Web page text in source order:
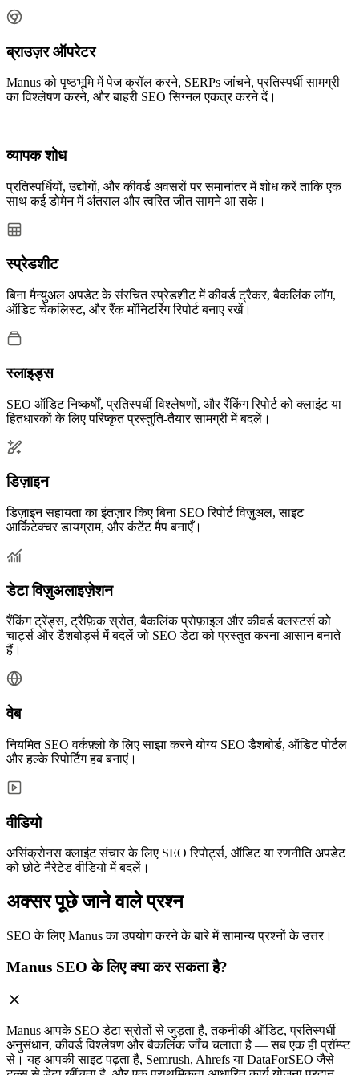
ब्राउज़र ऑपरेटर
Manus को पृष्ठभूमि में पेज क्रॉल करने, SERPs जांचने, प्रतिस्पर्धी सामग्री
का विश्लेषण करने, और बाहरी SEO सिग्नल एकत्र करने दें।
व्यापक शोध
प्रतिस्पर्धियों, उद्योगों, और कीवर्ड अवसरों पर समानांतर में शोध करें ताकि एक
साथ कई डोमेन में अंतराल और त्वरित जीत सामने आ सके।
स्प्रेडशीट
बिना मैन्युअल अपडेट के संरचित स्प्रेडशीट में कीवर्ड ट्रैकर, बैकलिंक लॉग,
ऑडिट चेकलिस्ट, और रैंक मॉनिटरिंग रिपोर्ट बनाए रखें।
स्लाइड्स
SEO ऑडिट निष्कर्षों, प्रतिस्पर्धी विश्लेषणों, और रैंकिंग रिपोर्ट को क्लाइंट या
हितधारकों के लिए परिष्कृत प्रस्तुति-तैयार सामग्री में बदलें।
डिज़ाइन
डिज़ाइन सहायता का इंतज़ार किए बिना SEO रिपोर्ट विज़ुअल, साइट
आर्किटेक्चर डायग्राम, और कंटेंट मैप बनाएँ।
डेटा विज़ुअलाइज़ेशन
रैंकिंग ट्रेंड्स, ट्रैफ़िक स्रोत, बैकलिंक प्रोफ़ाइल और कीवर्ड क्लस्टर्स को
चार्ट्स और डैशबोर्ड्स में बदलें जो SEO डेटा को प्रस्तुत करना आसान बनाते
हैं।
वेब
नियमित SEO वर्कफ़्लो के लिए साझा करने योग्य SEO डैशबोर्ड, ऑडिट पोर्टल
और हल्के रिपोर्टिंग हब बनाएं।
वीडियो
असिंक्रोनस क्लाइंट संचार के लिए SEO रिपोर्ट्स, ऑडिट या रणनीति अपडेट
को छोटे नैरेटेड वीडियो में बदलें।
अक्सर पूछे जाने वाले प्रश्न
SEO के लिए Manus का उपयोग करने के बारे में सामान्य प्रश्नों के उत्तर।
Manus SEO के लिए क्या कर सकता है?
Manus आपके SEO डेटा स्रोतों से जुड़ता है, तकनीकी ऑडिट, प्रतिस्पर्धी
अनुसंधान, कीवर्ड विश्लेषण और बैकलिंक जाँच चलाता है — सब एक ही प्रॉम्प्ट
से। यह आपकी साइट पढ़ता है, Semrush, Ahrefs या DataForSEO जैसे